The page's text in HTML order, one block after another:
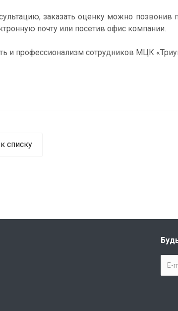
заказать оценку можно позвонив
почту или посетив офис компании.
и профессионализм сотрудников МЦК
списку